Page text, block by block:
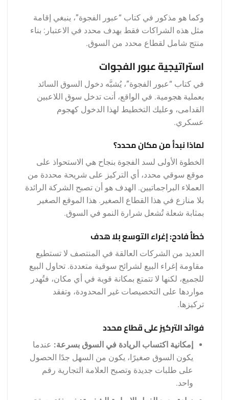
وكما هو مذكور في كتاب “عبور الفجوة”، ينبغي إقامة
مثل هذه الشراكات فقط بهدف محدد في الاعتبار: بناء
منتج شامل لقطاع محدد من السوق.
استراتيجية عبور الفجوات
في كتاب “عبور الفجوة”، يُشبَّه دخول السوق السائد
بعملية هجومية. في الواقع، أنت تدخل سوق اللاعبين
القدامى، وعليك التخطيط لهذا الدخول كهجوم
عسكري.
لماذا نبدأ من مكان محدد؟
الخطوة الأولى لسد الفجوة بنجاح هي الاستحواذ على
موقع سوقي محدد، أي التركيز على شريحة محددة من
العملاء البراجماتيين. الهدف هو أن تصبح الشركة الرائدة
بلا منازع في هذا القطاع الصغير. هذا الموقع الصغير
بمثابة شعلة تُشعل شرارة النمو في السوق.
خطأ فادح: إغراء التوسع بلا هدف
العديد من الشركات العالقة في المنتصف لا تستطيع
مقاومة إغراء البيع لشرائح سوقية متعددة. تحاول البيع
للجميع، لكنها لا تتمتع بمكانة قوية في أي مكان، فتُهدر
مواردها على التخصيصات غير المحدودة، وتفقد
تركيزها.
فوائد التركيز على قطاع محدد
إمكانية اكتساب الريادة في السوق بسرعة: عندما
يكون السوق صغيرًا، يكون من السهل جدًا الحصول
على طلبات جديدة وتصبح العلامة التجارية رقم
واحد.